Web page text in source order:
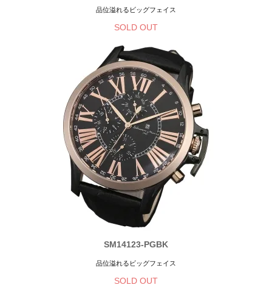
品位溢れるビッグフェイス
SOLD OUT
SM14123-PGBK
品位溢れるビッグフェイス
SOLD OUT